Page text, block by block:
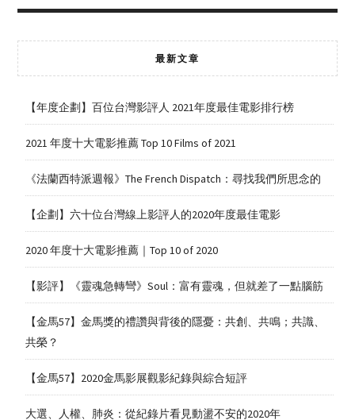
最新文章
【年度企劃】百位台灣影評人 2021年度最佳電影排行榜
2021 年度十大電影推薦 Top 10 Films of 2021
《法蘭西特派週報》The French Dispatch：尋找我們所思念的
【企劃】六十位台灣線上影評人的2020年度最佳電影
2020 年度十大電影推薦｜Top 10 of 2020
【影評】《靈魂急轉彎》Soul：富有靈魂，但就差了一點腦筋
【金馬57】金馬獎的禮讚與背後的隱憂：共創、共鳴；共識、
共榮？
【金馬57】2020金馬影展觀影紀錄與綜合短評
大選、人權、肺炎：從紀錄片看見動盪不安的2020年